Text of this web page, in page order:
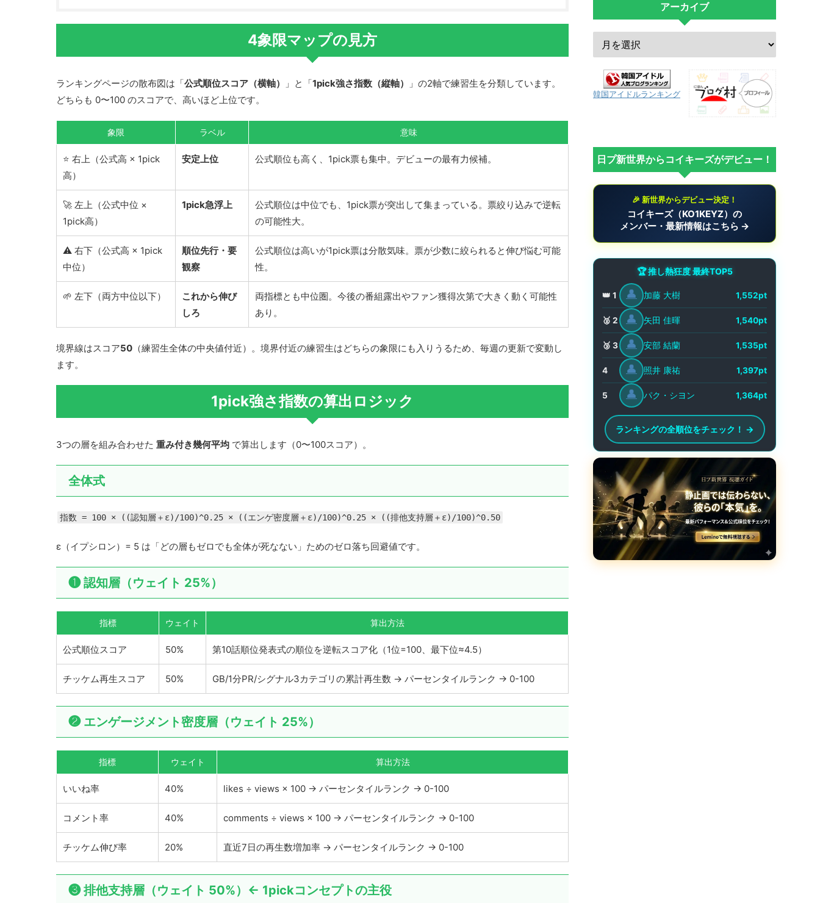
4象限マップの見方
ランキングページの散布図は「公式順位スコア（横軸） 」と「1pick強さ指数（縦軸）
」の2軸で練習生を分類しています。
どちらも 0〜100 のスコアで、高いほど上位です。
象限 ラベル 意味
⭐ 右上（公式高 × 1pick
高）
安定上位 公式順位も高く、1pick票も集中。デビューの最有力候補。
🚀 左上（公式中位 ×
1pick高）
1pick急浮上
公式順位は中位でも、1pick票が突出して集まっている。票絞り込みで逆転
の可能性大。
⚠️ 右下（公式高 × 1pick
中位）
順位先行・要
観察
公式順位は高いが1pick票は分散気味。票が少数に絞られると伸び悩む可能
性。
🌱 左下（両方中位以下）
これから伸び
しろ
両指標とも中位圏。今後の番組露出やファン獲得次第で大きく動く可能性
あり。
境界線はスコア50 （練習生全体の中央値付近）。境界付近の練習生はどちらの象限にも入りうるため、毎週の更新で変動し
ます。
1pick強さ指数の算出ロジック
3つの層を組み合わせた 重み付き幾何平均 で算出します（0〜100スコア）。
全体式
指数 = 100 × ((認知層＋ε)/100)^0.25 × ((エンゲ密度層＋ε)/100)^0.25 × ((排他支持層＋ε)/100)^0.50
ε（イプシロン）= 5 は「どの層もゼロでも全体が死なない」ためのゼロ落ち回避値です。
❶ 認知層（ウェイト 25%）
指標 ウェイト 算出方法
公式順位スコア 50% 第10話順位発表式の順位を逆転スコア化（1位=100、最下位≈4.5）
チッケム再生スコア 50% GB/1分PR/シグナル3カテゴリの累計再生数 → パーセンタイルランク → 0-100
❷ エンゲージメント密度層（ウェイト 25%）
指標 ウェイト 算出方法
いいね率 40% likes ÷ views × 100 → パーセンタイルランク → 0-100
コメント率 40% comments ÷ views × 100 → パーセンタイルランク → 0-100
チッケム伸び率 20% 直近7日の再生数増加率 → パーセンタイルランク → 0-100
❸ 排他支持層（ウェイト 50%）← 1pickコンセプトの主役
アーカイブ
韓国アイドルランキング
日プ新世界からコイキーズがデビュー！
🎉 新世界からデビュー決定！
コイキーズ（KO1KEYZ）の
メンバー・最新情報はこちら →
🏆 推し熱狂度 最終TOP5
👑 1 👤 加藤 大樹 1,552pt
🥈 2 👤 矢田 佳暉 1,540pt
🥉 3 👤 安部 結蘭 1,535pt
4 👤 照井 康祐 1,397pt
5 👤 パク・シヨン 1,364pt
ランキングの全順位をチェック！ →